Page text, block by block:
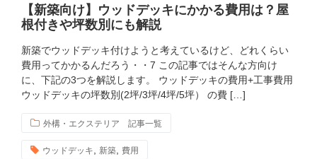
【新築向け】ウッドデッキにかかる費用は？屋
根付きや坪数別にも解説
新築でウッドデッキ付けようと考えているけど、どれくらい
費用ってかかるんだろう・・7 この記事ではそんな方向け
に、下記の3つを解説します。 ウッドデッキの費用+工事費用
ウッドデッキの坪数別(2坪/3坪/4坪/5坪） の費 […]
外構・エクステリア 記事一覧
ウッドデッキ 新築 費用